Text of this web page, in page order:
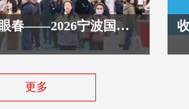
东方风来满眼春——2026宁波国际文具展即将焕新登场
更多